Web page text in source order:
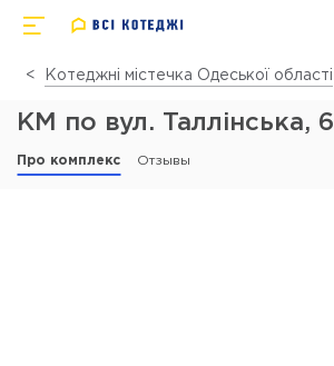
Котеджні містечка Одеської області
КМ по вул. Таллінська, 6
Про комплекс Отзывы